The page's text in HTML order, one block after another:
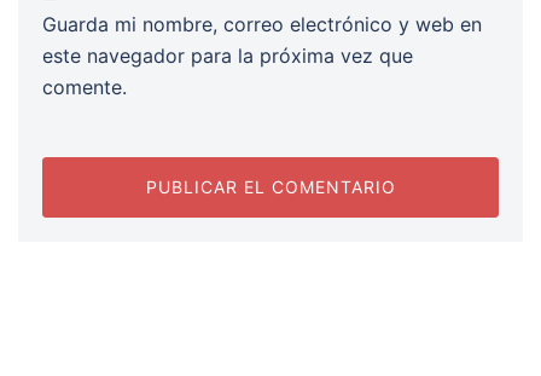
Guarda mi nombre, correo electrónico y web en
este navegador para la próxima vez que
comente.